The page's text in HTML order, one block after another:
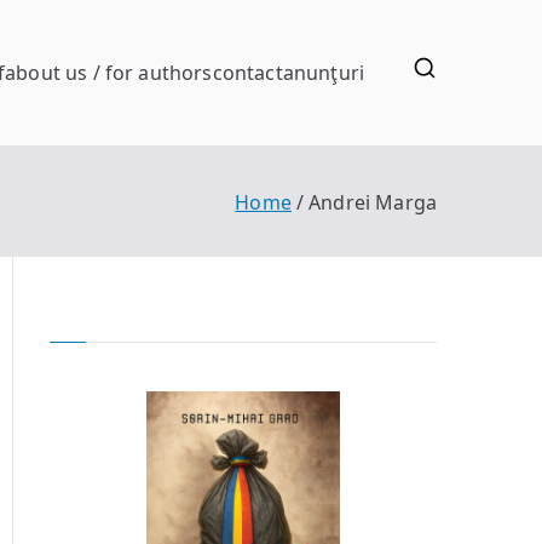
about us / for authorscontactanunţuri
Home Andrei Marga